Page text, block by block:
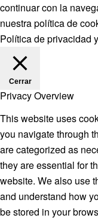
continuar con la
nuestra política de
Política de privacidad
Cerrar
Privacy Overview
This website uses
you navigate through
are categorized as
they are essential for
website. We also use
and understand how
be stored in your